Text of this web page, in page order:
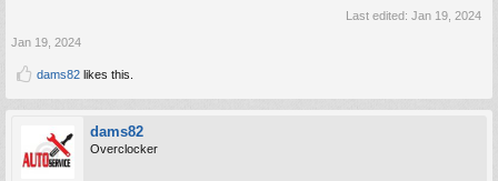
Last edited: Jan 19, 2024
Jan 19, 2024
dams82 likes this.
dams82
Overclocker